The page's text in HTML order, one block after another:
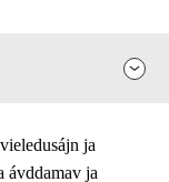
ja
ávddamav ja